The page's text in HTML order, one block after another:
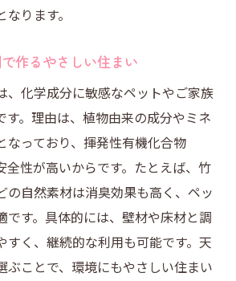
い消臭剤で快適空間を維持する
期的な使い方とリフォーム効果
ター商品で始める継続的な消臭
学ぶ長く使える消臭剤の選び方
フォームで長期間快適を保つ工夫
ります。
作るやさしい住まい
、化学成分に敏感なペットやご家族
す。理由は、植物由来の成分やミネ
なっており、揮発性有機化合物
全性が高いからです。たとえば、竹
の自然素材は消臭効果も高く、ペッ
です。具体的には、壁材や床材と調
すく、継続的な利用も可能です。天
ぶことで、環境にもやさしい住まい